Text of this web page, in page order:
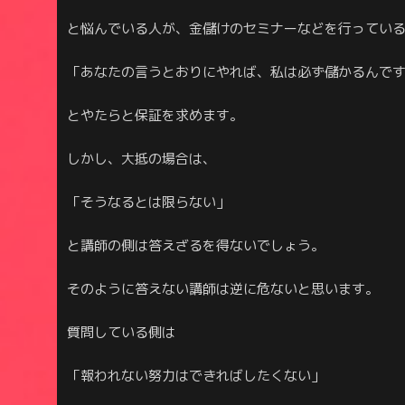
と悩んでいる人が、金儲けのセミナーなどを行っている
「あなたの言うとおりにやれば、私は必ず儲かるんで
とやたらと保証を求めます。
しかし、大抵の場合は、
「そうなるとは限らない」
と講師の側は答えざるを得ないでしょう。
そのように答えない講師は逆に危ないと思います。
質問している側は
「報われない努力はできればしたくない」